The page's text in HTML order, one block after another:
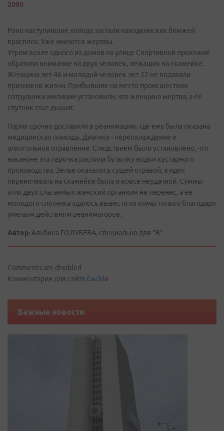
2000
Рано наступившие холода застали находкинских бомжей
врасплох. Уже имеются жертвы.
Утром возле одного из домов на улице Спортивной прохожие
обратили внимание на двух человек, лежащих на скамейке.
Женщина лет 46 и молодой человек лет 22 не подавали
признаков жизни. Прибывшие на место происшествия
сотрудники милиции установили, что женщина мертва, а ее
спутник еще дышит.
Парня срочно доставили в реанимацию, где ему была оказана
медицинская помощь. Диагноз - переохлаждение и
алкогольное отравление. Следствием было установлено, что
накануне эта парочка распила бутылку водки кустарного
производства. Зелье оказалось сущей отравой, а идея
переночевать на скамейке была и вовсе неудачной. Суммы
этих двух слагаемых женский организм не перенес, а ее
молодого спутника удалось вывести из комы только благодаря
умелым действиям реаниматоров.
Автор: Альбина ГОЛУБЕВА, специально для "В"
Comments are disabled
Комментарии для сайта Cackle
Важные новости